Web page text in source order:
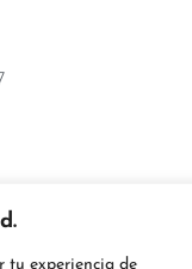
tu experiencia de